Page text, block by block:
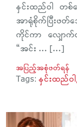
နှင်းထည်ဝါ တ
အာရုံစိုက်ပြီးဖ
ကိုင်ကာ လျှောက်
“အင်း … […]
အပြည့်အစုံဖတ်ရန်
Tags:နှင်းထည်ဝါ